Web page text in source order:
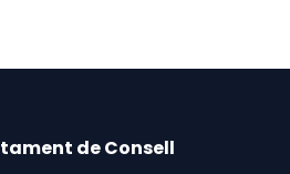
de Consell